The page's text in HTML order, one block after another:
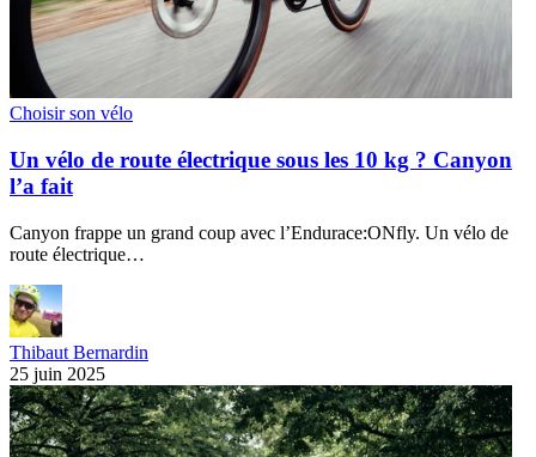
Choisir son vélo
Un vélo de route électrique sous les 10 kg ? Canyon
l’a fait
Canyon frappe un grand coup avec l’Endurace:ONfly. Un vélo de
route électrique…
Thibaut Bernardin
25 juin 2025